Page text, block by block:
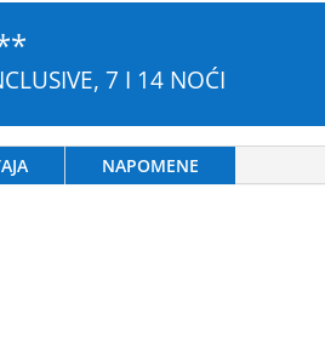
7 I 14 NOĆI
NAPOMENE